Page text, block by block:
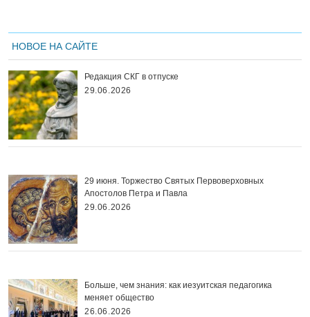
НОВОЕ НА САЙТЕ
Редакция СКГ в отпуске
29.06.2026
29 июня. Торжество Святых Первоверховных
Апостолов Петра и Павла
29.06.2026
Больше, чем знания: как иезуитская педагогика
меняет общество
26.06.2026